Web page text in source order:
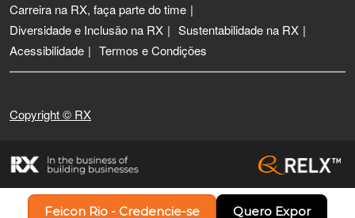
Carreira na RX, faça parte do time
Diversidade e Inclusão na RX
Sustentabilidade na RX
Acessibilidade
Termos e Condições
Copyright © RX
Feicon Rio - Credencie-se Quero Expor